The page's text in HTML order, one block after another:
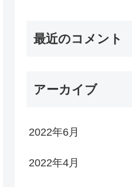
最近のコメント
アーカイブ
2022年6月
2022年4月